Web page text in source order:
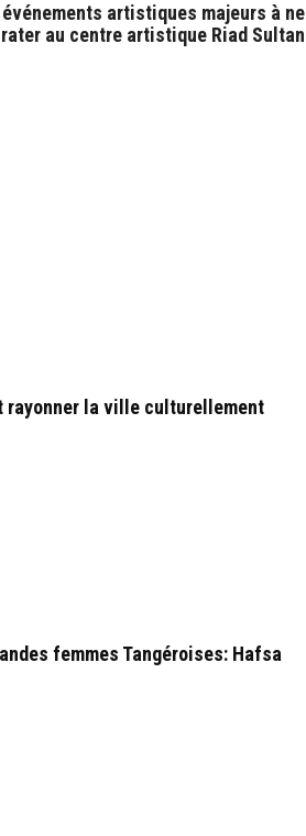
événements artistiques majeurs à ne
au centre artistique Riad Sultan
rayonner la ville culturellement
femmes Tangéroises: Hafsa